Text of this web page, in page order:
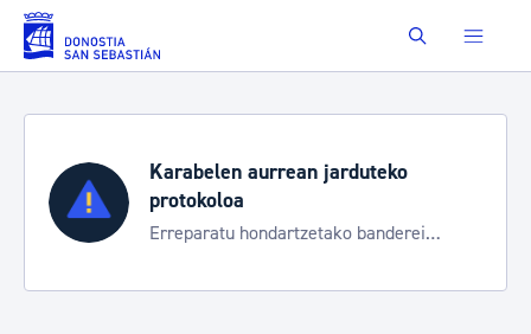
Eduki nagusira joan Buscar
Karabelen aurrean jarduteko
protokoloa
Erreparatu hondartzetako banderei